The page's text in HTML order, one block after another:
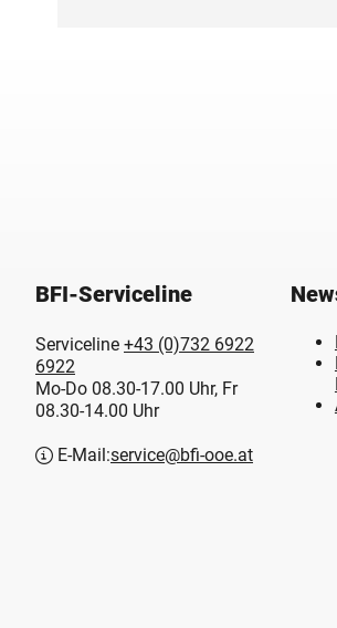
BFI-Serviceline
Serviceline +43 (0)732 6922
6922
Mo-Do 08.30-17.00 Uhr, Fr
08.30-14.00 Uhr
E-Mail:service@bfi-ooe.at